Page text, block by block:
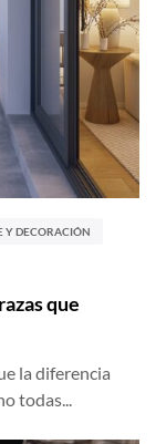
Y DECORACIÓN
que
la diferencia
todas...